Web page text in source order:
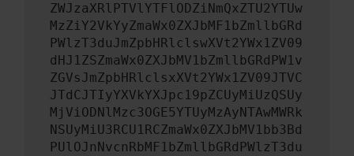
ZWJzaXRlPTVlYTFlODZiNmQxZTU2YTUw
MzZiY2VkYyZmaWx0ZXJbMF1bZmllbGRd
PWlzT3duJmZpbHRlclswXVt2YWx1ZV09
dHJ1ZSZmaWx0ZXJbMV1bZmllbGRdPW1v
ZGVsJmZpbHRlclsxXVt2YWx1ZV09JTVC
JTdCJTIyYXVkYXJpc19pZCUyMiUzQSUy
MjViODNlMzc3OGE5YTUyMzAyNTAwMWRk
NSUyMiU3RCU1RCZmaWx0ZXJbMV1bb3Bd
PUlOJnNvcnRbMF1bZmllbGRdPWlzT3du